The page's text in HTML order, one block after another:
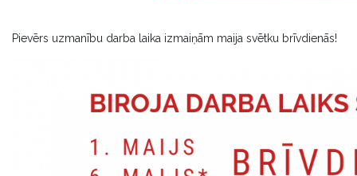
Pievērs uzmanību darba laika izmaiņām maija svētku brīvdienās!